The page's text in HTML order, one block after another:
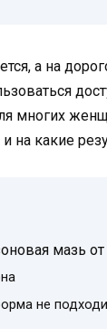
а на
многих
на какие
мазь
не